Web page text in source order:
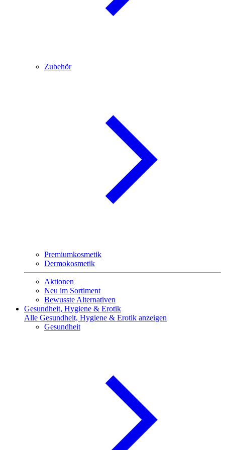
Zubehör
Premiumkosmetik
Dermokosmetik
Aktionen
Neu im Sortiment
Bewusste Alternativen
Gesundheit, Hygiene & Erotik
Alle Gesundheit, Hygiene & Erotik anzeigen
Gesundheit